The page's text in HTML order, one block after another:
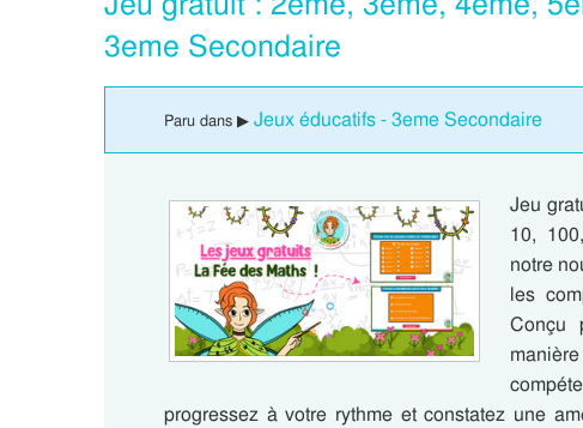
3eme Secondaire
Paru dans ▶ Jeux éducatifs - 3eme Secondaire
Jeu
10,
notre
les
Conçu
progressez à votre rythme et constatez une